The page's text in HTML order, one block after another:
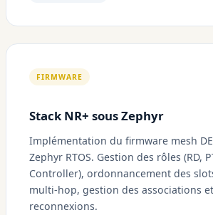
FIRMWARE
Stack NR+ sous Zephyr
Implémentation du firmware mesh
Zephyr RTOS. Gestion des rôles (RD,
Controller), ordonnancement des
multi-hop, gestion des associations
reconnexions.